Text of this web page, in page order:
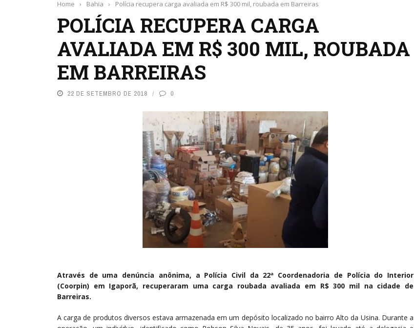
Home › Bahia › Polícia recupera carga avaliada em R$ 300 mil, roubada em Barreiras
POLÍCIA RECUPERA CARGA
AVALIADA EM R$ 300 MIL, ROUBADA
EM BARREIRAS
22 DE SETEMBRO DE 2018 0
Através de uma denúncia anônima, a Polícia Civil da 22ª Coordenadoria de Polícia do Interior
(Coorpin) em Igaporã, recuperaram uma carga roubada avaliada em R$ 300 mil na cidade de
Barreiras.
A carga de produtos diversos estava armazenada em um depósito localizado no bairro Alto da Usina. Durante a